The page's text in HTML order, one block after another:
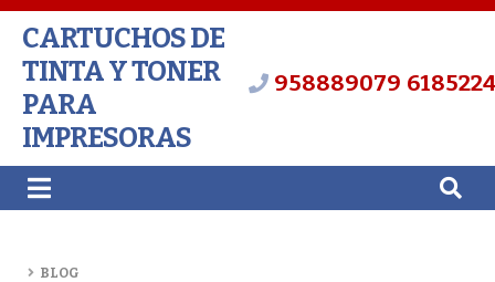
CARTUCHOS DE
TINTA Y TONER
PARA
IMPRESORAS
958889079
BLOG